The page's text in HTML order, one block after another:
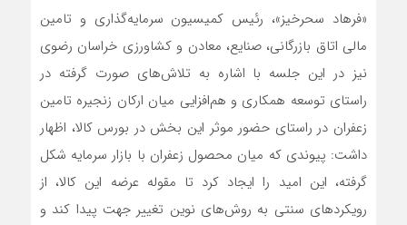
«فرهاد سحرخیز»، رئیس کمیسیون سرمایه‌گذاری و تامین
مالی اتاق بازرگانی، صنایع، معادن و کشاورزی خراسان رضوی
نیز در این جلسه با اشاره به تلاش‌های صورت گرفته در
راستای توسعه همکاری و هم‌افزایی میان ارکان زنجیره تامین
زعفران در راستای حضور موثر این بخش در بورس کالا، اظهار
داشت: پیوندی که میان محصول زعفران با بازار سرمایه شکل
گرفته، این امید را ایجاد کرد تا مقوله عرضه این کالا، از
رویکردهای سنتی به روش‌های نوین تغییر جهت پیدا کند و